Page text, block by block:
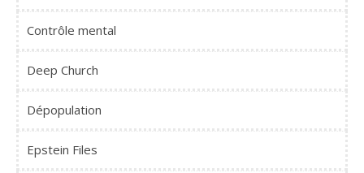
Contrôle mental
Deep Church
Dépopulation
Epstein Files